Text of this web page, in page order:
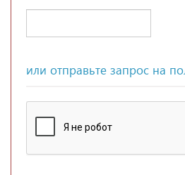
или отправьте запрос на